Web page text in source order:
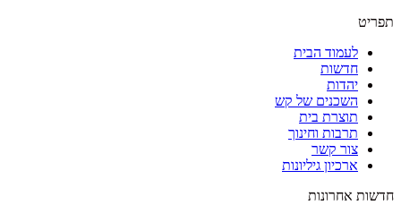
תפריט
לעמוד הבית
חדשות
יהדות
השכנים של קש
תוצרת בית
תרבות וחינוך
צור קשר
ארכיון גיליונות
חדשות אחרונות